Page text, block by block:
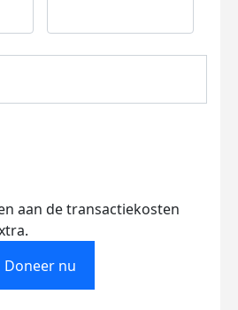
aan de transactiekosten
Doneer nu